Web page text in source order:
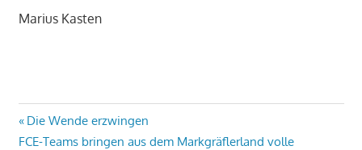
Marius Kasten
Beitragsnavigation
Vorheriger
Beitrag:
Die Wende erzwingen
Nächster
FCE-Teams bringen aus dem Markgräflerland volle